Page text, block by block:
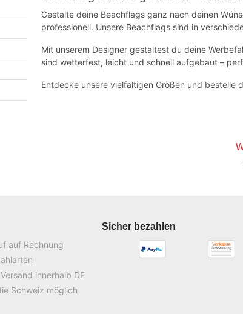
Gestalte deine Beachflags ganz nach deinen
professionell. Unsere Beachflags sind in
Mit unserem Designer gestaltest du deine
sind wetterfest, leicht und schnell aufgebaut –
Entdecke unsere vielfältigen Größen und bestelle
auf Rechnung
innerhalb DE
Schweiz möglich
Sicher bezahlen